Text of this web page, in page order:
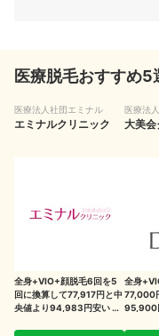
出産後のトラブルを予防
介護してくれる相手の
施術の際は強い痛みを
生理中は施術できない可
慣れるまでは人目が気
永久脱毛すると元に戻
ハイジニーナ脱毛の施術
医療脱毛おすすめ5
医療法人社団エミナル
エミナルクリニック
全身+VIO+顔脱毛6回を5
回に換算して77,917円と中
央値より94,983円安い 。
医療法
大美会
全身
77,000
95,900